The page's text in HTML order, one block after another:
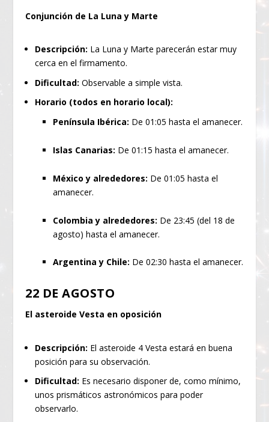
Conjunción de La Luna y Marte
Descripción: La Luna y Marte parecerán estar muy
cerca en el firmamento.
Dificultad: Observable a simple vista.
Horario (todos en horario local):
Península Ibérica: De 01:05 hasta el amanecer.
Islas Canarias: De 01:15 hasta el amanecer.
México y alrededores: De 01:05 hasta el
amanecer.
Colombia y alrededores: De 23:45 (del 18 de
agosto) hasta el amanecer.
Argentina y Chile: De 02:30 hasta el amanecer.
22 DE AGOSTO
El asteroide Vesta en oposición
Descripción: El asteroide 4 Vesta estará en buena
posición para su observación.
Dificultad: Es necesario disponer de, como mínimo,
unos prismáticos astronómicos para poder
observarlo.